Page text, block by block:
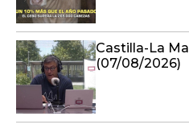
Castilla-La
(07/08/2026)